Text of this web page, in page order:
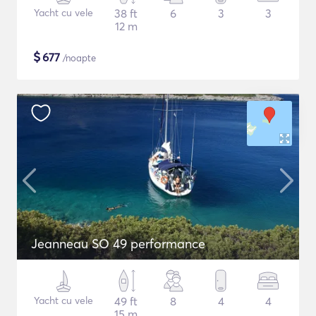
Yacht cu vele
38 ft
12 m
6 3 3
$677 /noapte
Jeanneau SO 49 performance
Yacht cu vele
49 ft
8 4 4